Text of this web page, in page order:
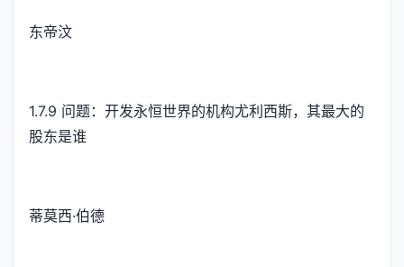
东帝汶
1.7.9 问题：开发永恒世界的机构尤利西斯，其最大的
股东是谁
蒂莫西·伯德